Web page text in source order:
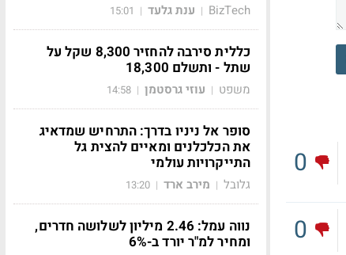
0
0
BizTech
| ענת גלעד |
15:01
כללית סירבה להחזיר 8,300 שקל על
שתל - ותשלם 18,300
משפט | עוזי גרסטמן |
14:58
סופר אל ניניו בדרך: התרחיש שמדאיג
את הכלכלנים ומאיים להצית גל
התייקרויות עולמי
גלובל | מירב ארד |
13:20
נווה עמל: 2.46 מיליון לשלושה חדרים,
ומחיר למ"ר יורד ב-6%